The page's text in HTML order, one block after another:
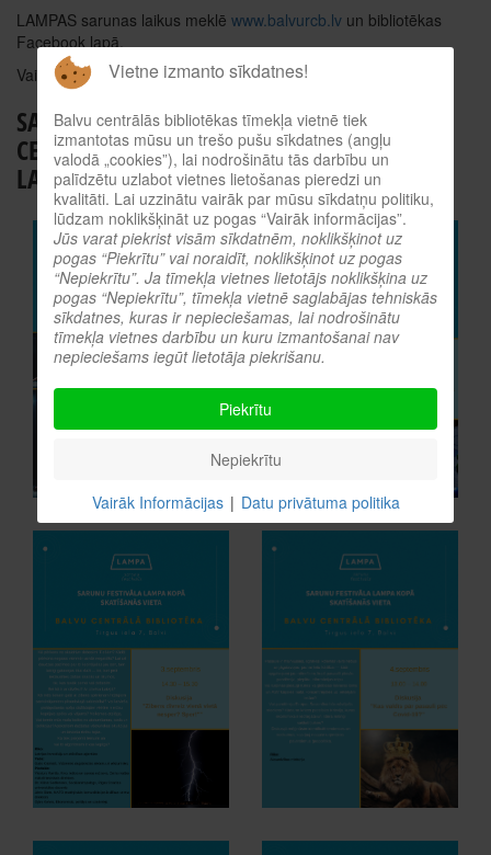
LAMPAS sarunas laikus meklē www.balvurcb.lv un bibliotēkas
Facebook lapā.
Vairāk par festivāluwww.festivalslampa.lv
SARUNAS PAR UZŅĒMĒJDARBĪBU BALVU
CENTRĀLĀS BIBLIOTĒKAS RADOŠAJĀ
LASĪTAVĀ:
Vietne izmanto sīkdatnes!
Balvu centrālās bibliotēkas tīmekļa vietnē tiek
izmantotas mūsu un trešo pušu sīkdatnes (angļu
valodā „cookies”), lai nodrošinātu tās darbību un
palīdzētu uzlabot vietnes lietošanas pieredzi un
kvalitāti. Lai uzzinātu vairāk par mūsu sīkdatņu politiku,
lūdzam noklikšķināt uz pogas “Vairāk informācijas”.
Jūs varat piekrist visām sīkdatnēm, noklikšķinot uz
pogas “Piekrītu” vai noraidīt, noklikšķinot uz pogas
“Nepiekrītu”. Ja tīmekļa vietnes lietotājs noklikšķina uz
pogas “Nepiekrītu”, tīmekļa vietnē saglabājas tehniskās
sīkdatnes, kuras ir nepieciešamas, lai nodrošinātu
tīmekļa vietnes darbību un kuru izmantošanai nav
nepieciešams iegūt lietotāja piekrišanu.
Piekrītu
Nepiekrītu
Vairāk Informācijas | Datu privātuma politika